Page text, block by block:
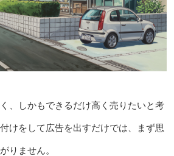
、しかもできるだけ高く売りたいと考
けをして広告を出すだけでは、まず思
りません。